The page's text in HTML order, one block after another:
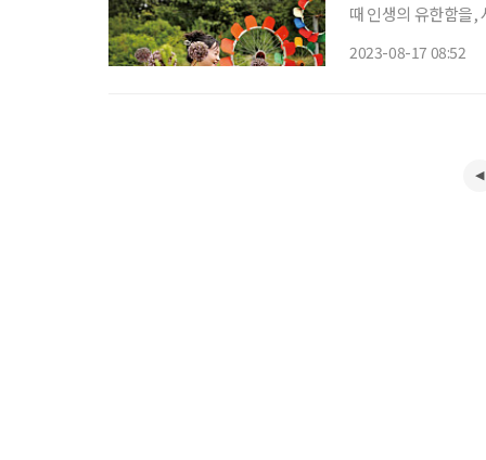
때 인생의 유한함을,
2023-08-17 08:52